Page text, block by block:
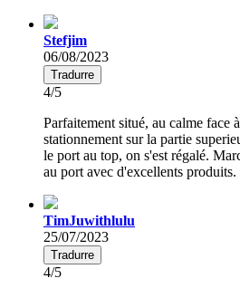
Stefjim
06/08/2023
Tradurre
4/5
Parfaitement situé, au calme face
stationnement sur la partie
le port au top, on s'est régalé.
au port avec d'excellents produits.
TimJuwithlulu
25/07/2023
Tradurre
4/5